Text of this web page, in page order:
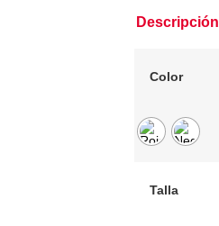
Descripción
Color
Talla